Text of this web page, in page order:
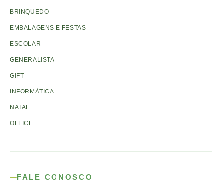
BRINQUEDO
EMBALAGENS E FESTAS
ESCOLAR
GENERALISTA
GIFT
INFORMÁTICA
NATAL
OFFICE
FALE CONOSCO